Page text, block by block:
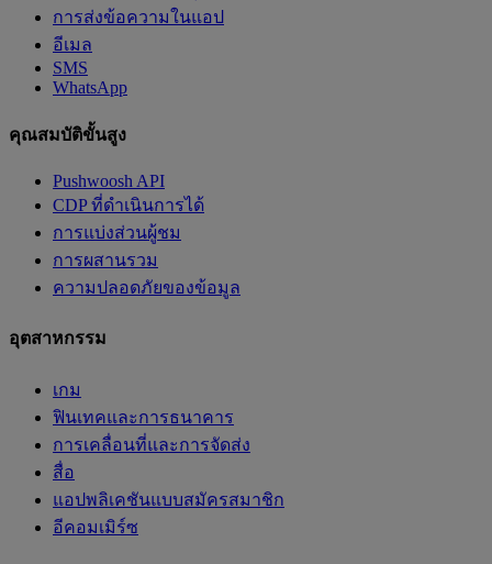
การส่งข้อความในแอป
อีเมล
SMS
WhatsApp
คุณสมบัติขั้นสูง
Pushwoosh API
CDP ที่ดำเนินการได้
การแบ่งส่วนผู้ชม
การผสานรวม
ความปลอดภัยของข้อมูล
อุตสาหกรรม
เกม
ฟินเทคและการธนาคาร
การเคลื่อนที่และการจัดส่ง
สื่อ
แอปพลิเคชันแบบสมัครสมาชิก
อีคอมเมิร์ซ